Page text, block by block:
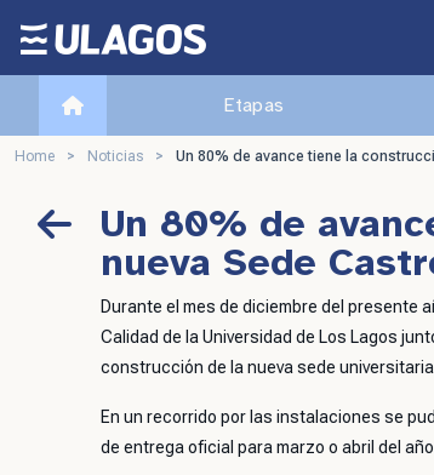
Ulagos Template
Etapas
Home > Noticias > Un 80% de avance tiene la
Un 80% de
nueva Sede
Durante el mes de diciembre del presente
Calidad de la Universidad de Los Lagos
construcción de la nueva sede
En un recorrido por las instalaciones se
de entrega oficial para marzo o abril del